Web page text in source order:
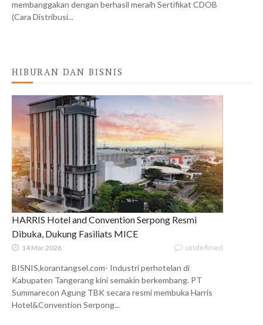
membanggakan dengan berhasil meraih Sertifikat CDOB
(Cara Distribusi...
HIBURAN DAN BISNIS
HARRIS Hotel and Convention Serpong Resmi
Dibuka, Dukung Fasiliats MICE
14 Mar 2026 undefined
BISNIS,korantangsel.com- Industri perhotelan di
Kabupaten Tangerang kini semakin berkembang. PT
Summarecon Agung TBK secara resmi membuka Harris
Hotel&Convention Serpong...